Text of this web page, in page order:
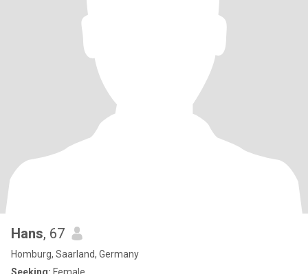
Hans, 67
Homburg, Saarland, Germany